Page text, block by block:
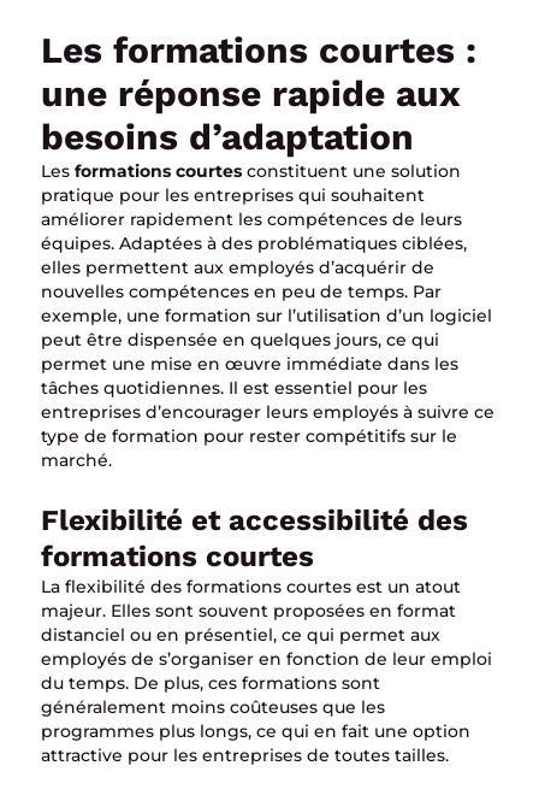
Les formations courtes :
une réponse rapide aux
besoins d’adaptation
Les formations courtes constituent une solution
pratique pour les entreprises qui souhaitent
améliorer rapidement les compétences de leurs
équipes. Adaptées à des problématiques ciblées,
elles permettent aux employés d’acquérir de
nouvelles compétences en peu de temps. Par
exemple, une formation sur l’utilisation d’un logiciel
peut être dispensée en quelques jours, ce qui
permet une mise en œuvre immédiate dans les
tâches quotidiennes. Il est essentiel pour les
entreprises d’encourager leurs employés à suivre ce
type de formation pour rester compétitifs sur le
marché.
Flexibilité et accessibilité des
formations courtes
La flexibilité des formations courtes est un atout
majeur. Elles sont souvent proposées en format
distanciel ou en présentiel, ce qui permet aux
employés de s’organiser en fonction de leur emploi
du temps. De plus, ces formations sont
généralement moins coûteuses que les
programmes plus longs, ce qui en fait une option
attractive pour les entreprises de toutes tailles.